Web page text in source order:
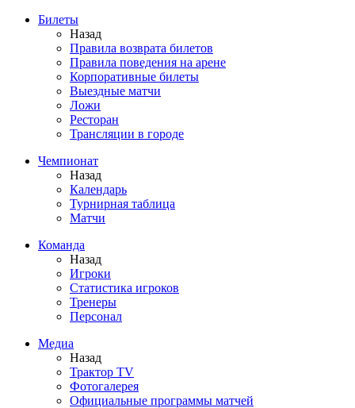
Билеты
Назад
Правила возврата билетов
Правила поведения на арене
Корпоративные билеты
Выездные матчи
Ложи
Ресторан
Трансляции в городе
Чемпионат
Назад
Календарь
Турнирная таблица
Матчи
Команда
Назад
Игроки
Статистика игроков
Тренеры
Персонал
Медиа
Назад
Трактор TV
Фотогалерея
Официальные программы матчей